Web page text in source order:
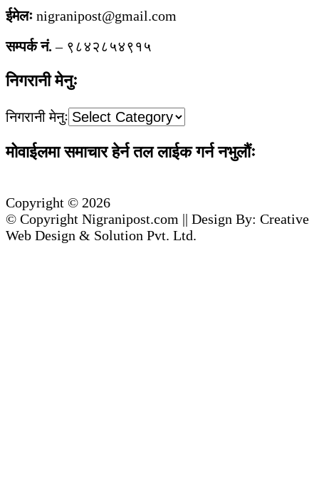
ईमेलः nigranipost@gmail.com
सम्पर्क नं.– ९८४२८५४९१५
निगरानी मेनुः
निगरानी मेनुः
मोवाईलमा समाचार हेर्न तल लाईक गर्न नभुलौंः
Copyright © 2026
© Copyright Nigranipost.com || Design By: Creative
Web Design & Solution Pvt. Ltd.